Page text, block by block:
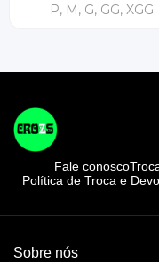
P, M, G, GG, XGG
Fale conosco
Política de Troca e
Sobre nós